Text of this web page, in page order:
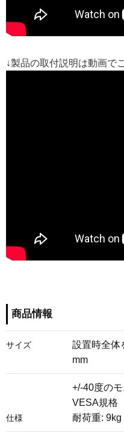
↓製品の取付説明は動画で
商品情報
サイズ
設置時全
mm
仕様
+/-40度の
VESA規格
耐荷重: 9kg